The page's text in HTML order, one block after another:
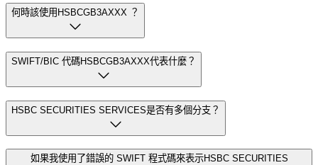
何時該使用HSBCGB3AXXX ？
SWIFT/BIC 代碼HSBCGB3AXXX代表什麼？
HSBC SECURITIES SERVICES是否有多個分支？
如果我使用了錯誤的 SWIFT 程式碼來表示HSBC SECURITIES